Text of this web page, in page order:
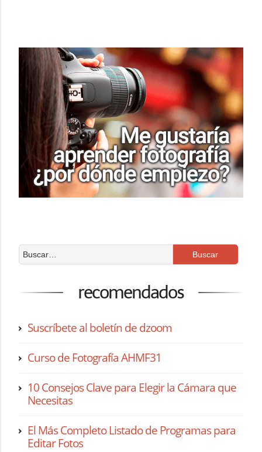
recomendados
Suscríbete al boletín de dzoom
Curso de Fotografía AHMF31
10 Consejos Clave para Elegir la Cámara que
Necesitas
El Más Completo Listado de Programas para
Editar Fotos